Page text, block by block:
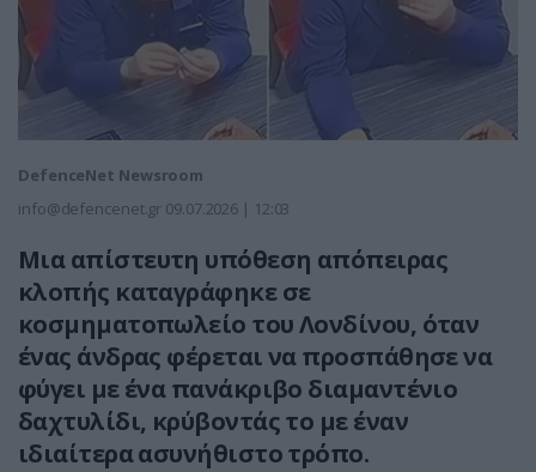
DefenceNet Newsroom
info@defencenet.gr 09.07.2026 | 12:03
Μια απίστευτη υπόθεση απόπειρας
κλοπής καταγράφηκε σε
κοσμηματοπωλείο του Λονδίνου, όταν
ένας άνδρας φέρεται να προσπάθησε να
φύγει με ένα πανάκριβο διαμαντένιο
δαχτυλίδι, κρύβοντάς το με έναν
ιδιαίτερα ασυνήθιστο τρόπο.